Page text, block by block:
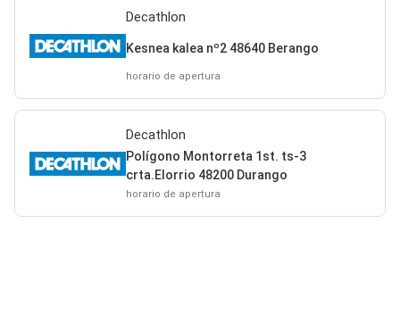
Decathlon
Kesnea kalea nº2 48640 Berango
horario de apertura
Decathlon
Polígono Montorreta 1st. ts-3
crta.Elorrio 48200 Durango
horario de apertura